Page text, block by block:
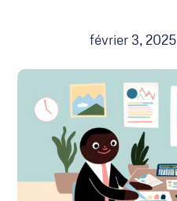
février 3, 2025